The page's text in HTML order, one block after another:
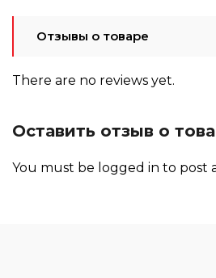
Отзывы о товаре
There are no reviews yet.
Оставить отзыв о
You must be logged in to post